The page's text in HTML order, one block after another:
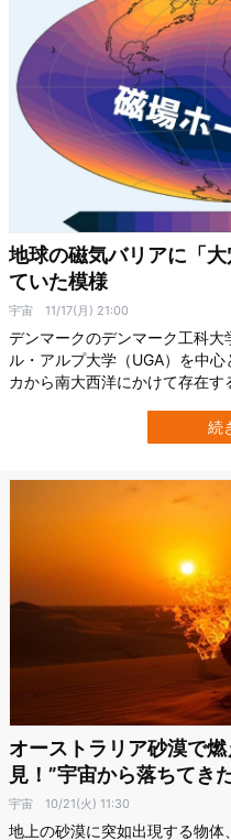
地球の磁気バリアに「
ていた模様
宇宙 11/17(月) 21:00
デンマークのデンマーク工科
ル・アルプ大学（UGA）を中
カから南大西洋にかけて存在
るシールドとしても機能して
星の機能停止リスクを高くす
続
オーストラリア砂漠で
見！”宇宙から落ちてき
宇宙 10/21(火) 11:30
地上の砂漠に突如出現する物体